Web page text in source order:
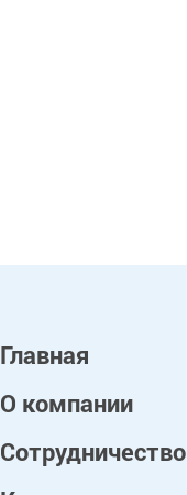
Главная
О компании
Сотрудничество